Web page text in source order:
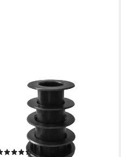
OSOLTUS
Kunststoffschirmständer
osoltus Universal
Reduzierringe für Schirm
Ständer 5 tlg.
(9)